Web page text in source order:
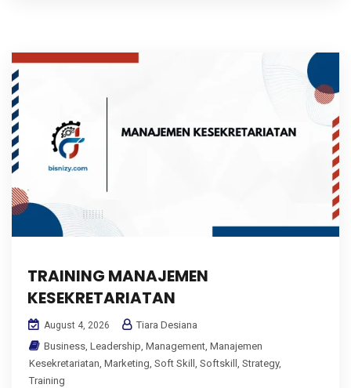
TRAINING MANAJEMEN
KESEKRETARIATAN
August 4, 2026
Tiara Desiana
Business, Leadership, Management, Manajemen
Kesekretariatan, Marketing, Soft Skill , Softskill , Strategy,
Training